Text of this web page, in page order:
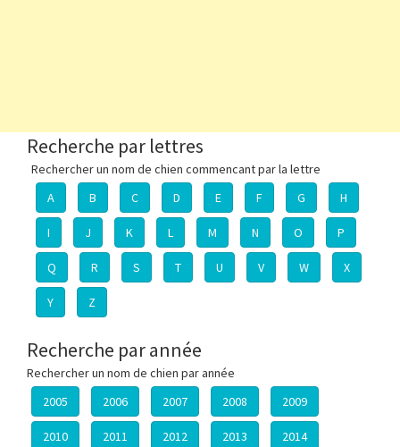
Recherche par lettres
Rechercher un nom de chien commencant par la lettre
A
B C D E F G H
I J K L M N O P
Q R S T U V W X
Y Z
Recherche par année
Rechercher un nom de chien par année
2005
2006 2007 2008 2009
2010 2011 2012 2013 2014